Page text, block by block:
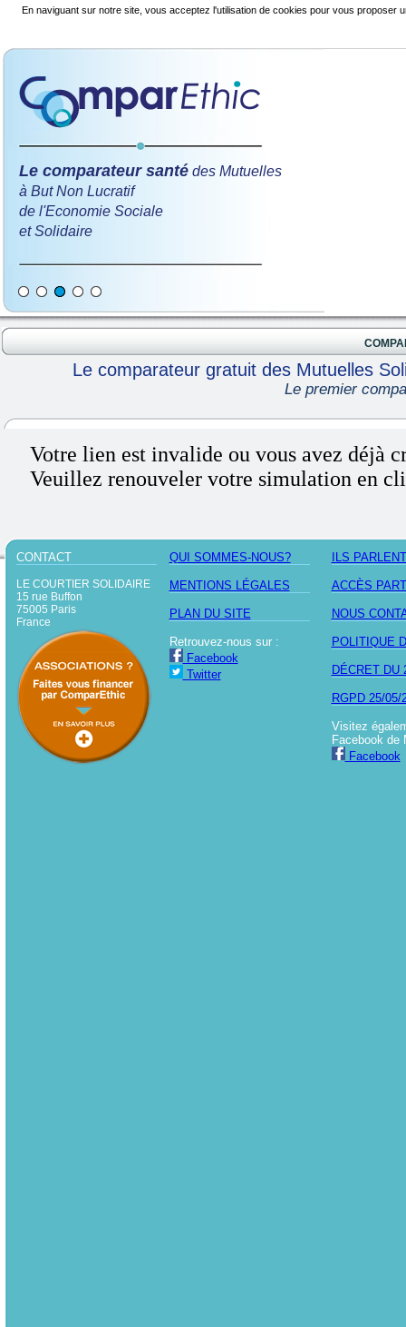
En naviguant sur notre site, vous acceptez l'utilisation de cookies pour vous
Le comparateur santé des Mutuelles
à But Non Lucratif
de l'Economie Sociale
et Solidaire
Le comparateur gratuit des Mutuelles
Le premier
Votre lien est invalide ou vous avez déjà
Veuillez renouveler votre simulation en
CONTACT
LE COURTIER SOLIDAIRE
15 rue Buffon
75005 Paris
France
QUI SOMMES-NOUS?
MENTIONS LÉGALES
PLAN DU SITE
Retrouvez-nous sur :
Facebook
Twitter
ILS
ACCÈS
NOUS
POLITIQUE
DÉCRET DU
RGPD 25/05/
Visitez
Facebook de
Facebook